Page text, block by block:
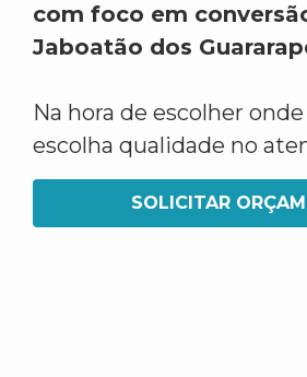
com foco em
Jaboatão dos
Na hora de escolher
escolha qualidade no
SOLICITAR